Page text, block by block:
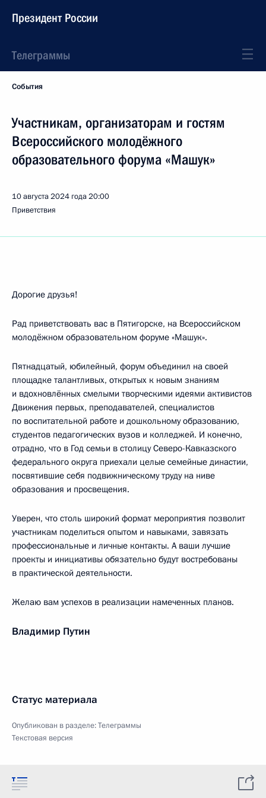
Президент России
Телеграммы
События
Участникам, организаторам и гостям
Всероссийского молодёжного
образовательного форума «Машук»
10 августа 2024 года20:00
Приветствия
Дорогие друзья!
Рад приветствовать вас в Пятигорске, на Всероссийском
молодёжном образовательном форуме «Машук».
Пятнадцатый, юбилейный, форум объединил на своей
площадке талантливых, открытых к новым знаниям
и вдохновлённых смелыми творческими идеями активистов
Движения первых, преподавателей, специалистов
по воспитательной работе и дошкольному образованию,
студентов педагогических вузов и колледжей. И конечно,
отрадно, что в Год семьи в столицу Северо-Кавказского
федерального округа приехали целые семейные династии,
посвятившие себя подвижническому труду на ниве
образования и просвещения.
Уверен, что столь широкий формат мероприятия позволит
участникам поделиться опытом и навыками, завязать
профессиональные и личные контакты. А ваши лучшие
проекты и инициативы обязательно будут востребованы
в практической деятельности.
Желаю вам успехов в реализации намеченных планов.
Владимир Путин
Статус материала
Опубликован в разделе:Телеграммы
Текстовая версия